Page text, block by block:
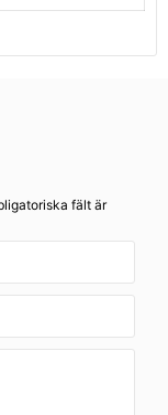
fält är